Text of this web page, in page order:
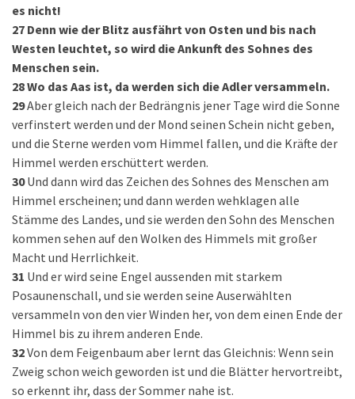
es nicht!
27 Denn wie der Blitz ausfährt von Osten und bis nach
Westen leuchtet, so wird die Ankunft des Sohnes des
Menschen sein.
28Wo das Aas ist, da werden sich die Adler versammeln.
29Aber gleich nach der Bedrängnis jener Tage wird die Sonne
verfinstert werden und der Mond seinen Schein nicht geben,
und die Sterne werden vom Himmel fallen, und die Kräfte der
Himmel werden erschüttert werden.
30 Und dann wird das Zeichen des Sohnes des Menschen am
Himmel erscheinen; und dann werden wehklagen alle
Stämme des Landes, und sie werden den Sohn des Menschen
kommen sehen auf den Wolken des Himmels mit großer
Macht und Herrlichkeit.
31 Und er wird seine Engel aussenden mit starkem
Posaunenschall, und sie werden seine Auserwählten
versammeln von den vier Winden her, von dem einen Ende der
Himmel bis zu ihrem anderen Ende.
32Von dem Feigenbaum aber lernt das Gleichnis: Wenn sein
Zweig schon weich geworden ist und die Blätter hervortreibt,
so erkennt ihr, dass der Sommer nahe ist.